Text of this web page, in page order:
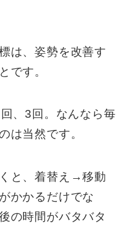
は、姿勢を改善す
です。
、3回。なんなら毎
は当然です。
と、着替え→移動
かかるだけでな
の時間がバタバタ